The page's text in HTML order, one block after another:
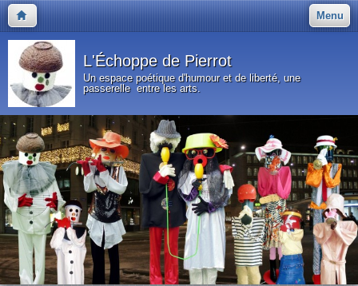
Menu
L'Échoppe de Pierrot
Un espace poétique d'humour et de liberté, une
passerelle entre les arts.